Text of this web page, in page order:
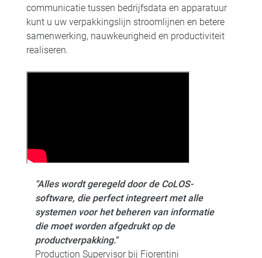
communicatie tussen bedrijfsdata en apparatuur
kunt u uw verpakkingslijn stroomlijnen en betere
samenwerking, nauwkeurigheid en productiviteit
realiseren.
"Alles wordt geregeld door de CoLOS-
software, die perfect integreert met alle
systemen voor het beheren van informatie
die moet worden afgedrukt op de
productverpakking."
Production Supervisor bij Fiorentini